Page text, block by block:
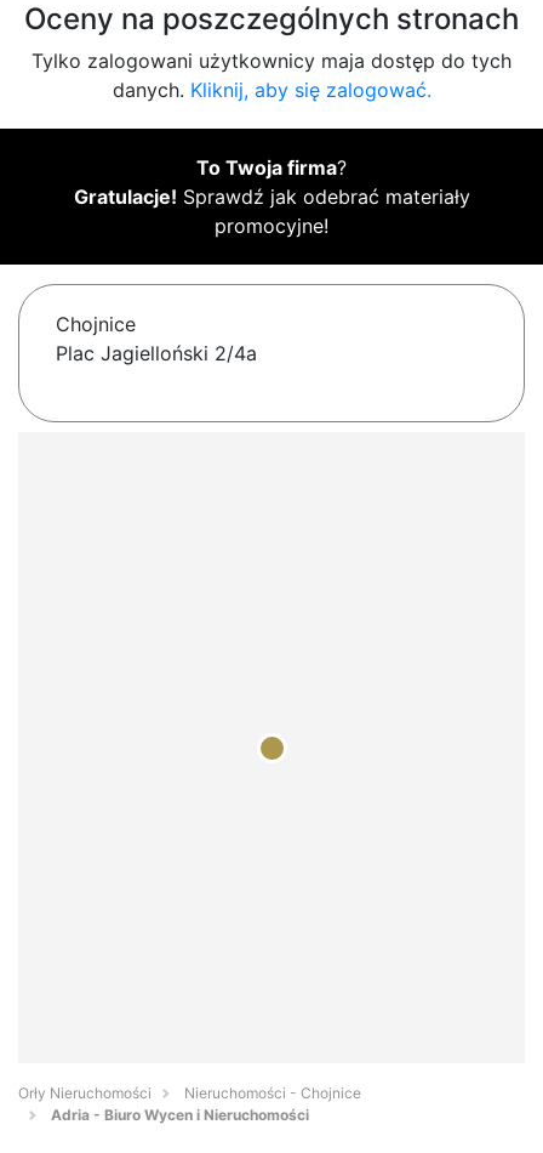
Oceny na poszczególnych stronach
Tylko zalogowani użytkownicy maja dostęp do tych
danych. Kliknij, aby się zalogować.
To Twoja firma?
Gratulacje! Sprawdź jak odebrać materiały
promocyjne!
Chojnice
Plac Jagielloński 2/4a
Orły Nieruchomości
Nieruchomości - Chojnice
Adria - Biuro Wycen i Nieruchomości